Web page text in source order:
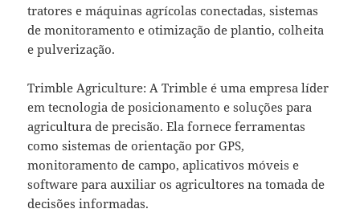
tratores e máquinas agrícolas conectadas, sistemas
de monitoramento e otimização de plantio, colheita
e pulverização.
Trimble Agriculture: A Trimble é uma empresa líder
em tecnologia de posicionamento e soluções para
agricultura de precisão. Ela fornece ferramentas
como sistemas de orientação por GPS,
monitoramento de campo, aplicativos móveis e
software para auxiliar os agricultores na tomada de
decisões informadas.